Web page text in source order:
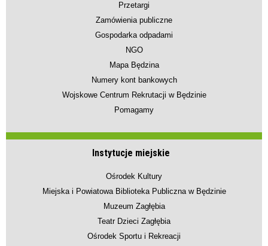
Przetargi
Zamówienia publiczne
Gospodarka odpadami
NGO
Mapa Będzina
Numery kont bankowych
Wojskowe Centrum Rekrutacji w Będzinie
Pomagamy
Instytucje miejskie
Ośrodek Kultury
Miejska i Powiatowa Biblioteka Publiczna w Będzinie
Muzeum Zagłębia
Teatr Dzieci Zagłębia
Ośrodek Sportu i Rekreacji